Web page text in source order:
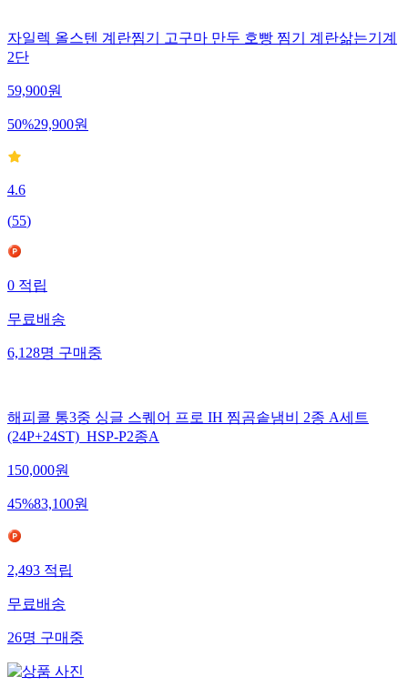
자일렉 올스텐 계란찜기 고구마 만두 호빵 찜기 계란삶는기계
2단
59,900원
50%29,900원
4.6
(55)
0 적립
무료배송
6,128명 구매중
해피콜 통3중 싱글 스퀘어 프로 IH 찜곰솥냄비 2종 A세트
(24P+24ST)_HSP-P2종A
150,000원
45%83,100원
2,493적립
무료배송
26명구매중